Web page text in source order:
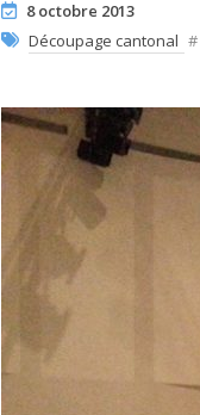
8 octobre 2013
Découpage cantonal #